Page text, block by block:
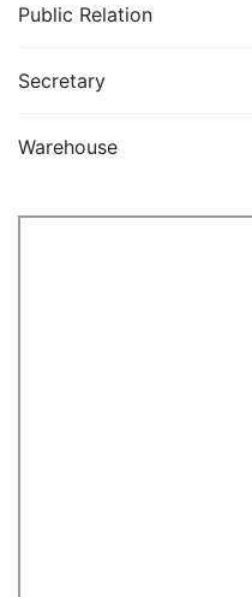
Public Relation
Secretary
Warehouse